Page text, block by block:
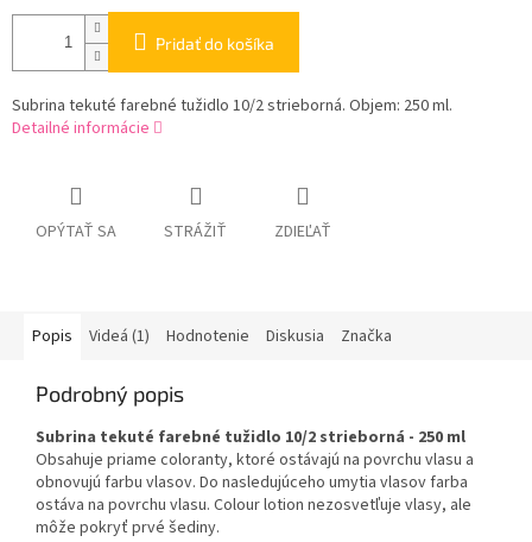
Pridať do košíka
Subrina tekuté farebné tužidlo 10/2 strieborná. Objem: 250 ml.
Detailné informácie
OPÝTAŤ SA STRÁŽIŤ ZDIEĽAŤ
Popis Videá (1) Hodnotenie Diskusia Značka
Podrobný popis
Subrina tekuté farebné tužidlo 10/2 strieborná - 250 ml
Obsahuje priame coloranty, ktoré ostávajú na povrchu vlasu a
obnovujú farbu vlasov. Do nasledujúceho umytia vlasov farba
ostáva na povrchu vlasu. Colour lotion nezosvetľuje vlasy, ale
môže pokryť prvé šediny.